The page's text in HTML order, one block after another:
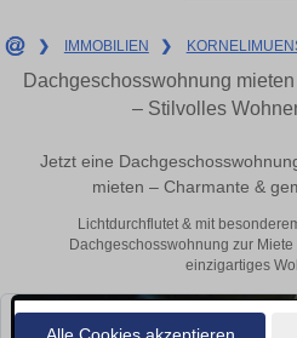
Alle Cookies akzeptieren
❯ IMMOBILIEN ❯
Dachgeschosswohnung
– Stilvolles
Jetzt eine
mieten – Charmante &
Lichtdurchflutet & mit
Dachgeschosswohnung zur
einzigartiges